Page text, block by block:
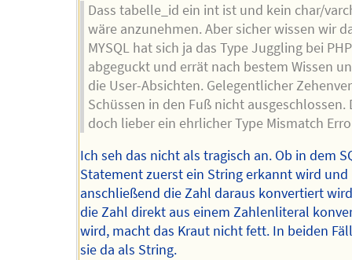
Dass tabelle_id ein int ist und kein char/
wäre anzunehmen. Aber sicher wissen wir
MYSQL hat sich ja das Type Juggling bei PHP
abgeguckt und errät nach bestem Wissen
die User-Absichten. Gelegentlicher
Schüssen in den Fuß nicht ausgeschlossen.
doch lieber ein ehrlicher Type Mismatch
Ich seh das nicht als tragisch an. Ob in dem
Statement zuerst ein String erkannt wird und
anschließend die Zahl daraus konvertiert
die Zahl direkt aus einem Zahlenliteral
wird, macht das Kraut nicht fett. In beiden
sie da als String.